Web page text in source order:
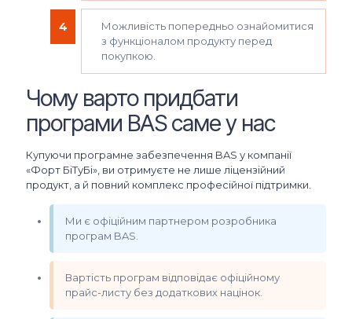
Можливість попередньо ознайомитися
з функціоналом продукту перед
покупкою.
Чому варто придбати
програми BAS саме у нас
Купуючи програмне забезпечення BAS у компанії
«Форт БіТуБі», ви отримуєте не лише ліцензійний
продукт, а й повний комплекс професійної підтримки.
Ми є офіційним партнером розробника
програм BAS.
Вартість програм відповідає офіційному
прайс-листу без додаткових націнок.